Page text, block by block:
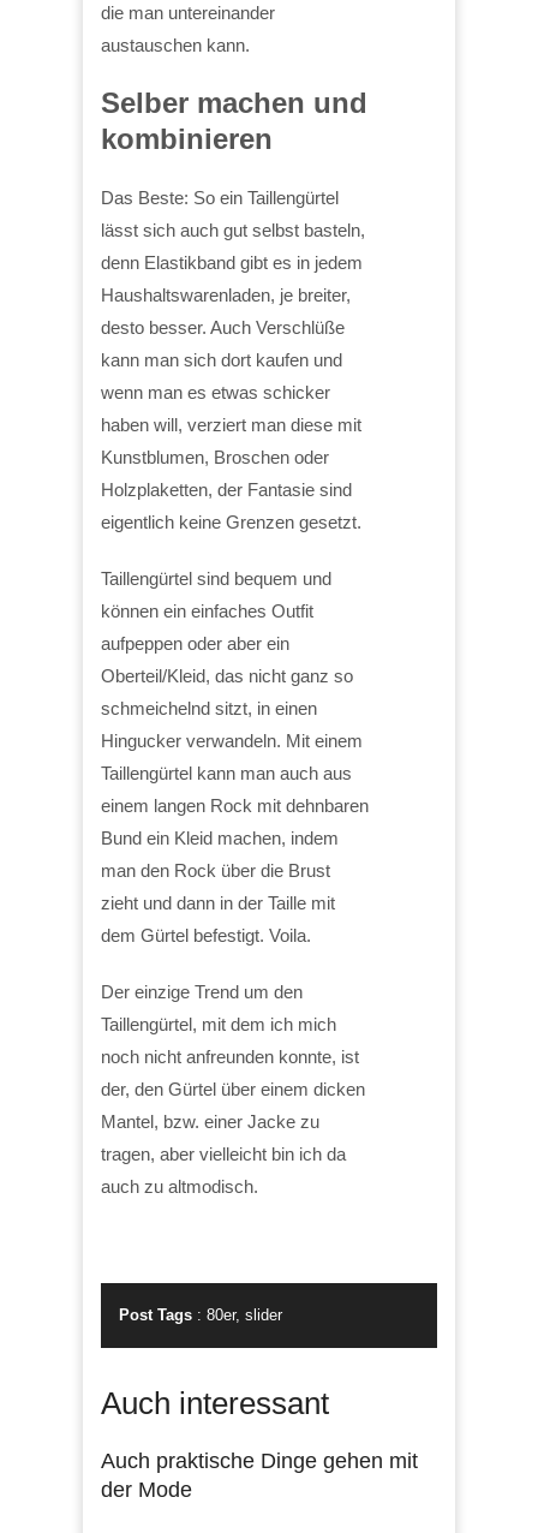
die man untereinander
austauschen kann.
Selber machen und
kombinieren
Das Beste: So ein Taillengürtel
lässt sich auch gut selbst basteln,
denn Elastikband gibt es in jedem
Haushaltswarenladen, je breiter,
desto besser. Auch Verschlüße
kann man sich dort kaufen und
wenn man es etwas schicker
haben will, verziert man diese mit
Kunstblumen, Broschen oder
Holzplaketten, der Fantasie sind
eigentlich keine Grenzen gesetzt.
Taillengürtel sind bequem und
können ein einfaches Outfit
aufpeppen oder aber ein
Oberteil/Kleid, das nicht ganz so
schmeichelnd sitzt, in einen
Hingucker verwandeln. Mit einem
Taillengürtel kann man auch aus
einem langen Rock mit dehnbaren
Bund ein Kleid machen, indem
man den Rock über die Brust
zieht und dann in der Taille mit
dem Gürtel befestigt. Voila.
Der einzige Trend um den
Taillengürtel, mit dem ich mich
noch nicht anfreunden konnte, ist
der, den Gürtel über einem dicken
Mantel, bzw. einer Jacke zu
tragen, aber vielleicht bin ich da
auch zu altmodisch.
Post Tags : 80er, slider
Auch interessant
Auch praktische Dinge gehen mit
der Mode